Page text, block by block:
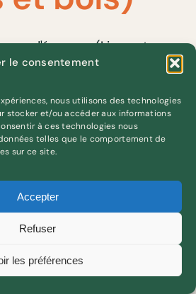
le consentement
nous utilisons des technologies
stocker et/ou accéder aux informations
à ces technologies nous
telles que le comportement de
sur ce site.
Accepter
Refuser
les préférences
d'épargne (Linos et
May 2024|Renforcer
Off
Gravure
bois)